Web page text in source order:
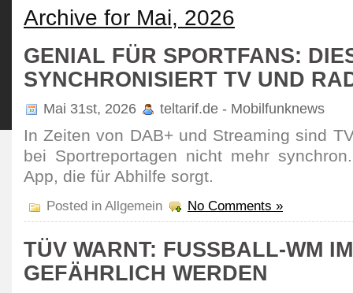
SMARTPHONES & HANDYS TABLET-PCS
Archive for Mai, 2026
GENIAL FÜR SPORTFANS:
SYNCHRONISIERT TV UND
Mai 31st, 2026 teltarif.de - Mobilfunknews
In Zeiten von DAB+ und Streaming sind
bei Sport­repor­tagen nicht mehr
App, die für Abhilfe sorgt.
Posted in Allgemein No Comments »
TÜV WARNT: FUSSBALL-WM IM
EFÄHRLICH WERDEN